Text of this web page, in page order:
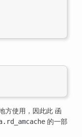
方使用，因此此 函
的一部